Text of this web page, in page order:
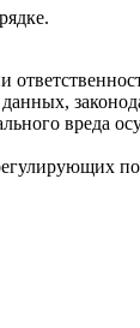
вреда